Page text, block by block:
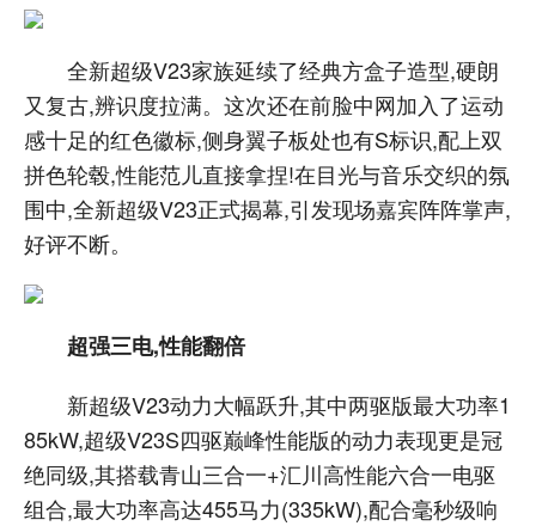
全新超级V23家族延续了经典方盒子造型,硬朗
又复古,辨识度拉满。这次还在前脸中网加入了运动
感十足的红色徽标,侧身翼子板处也有S标识,配上双
拼色轮毂,性能范儿直接拿捏!在目光与音乐交织的氛
围中,全新超级V23正式揭幕,引发现场嘉宾阵阵掌声,
好评不断。
超强三电,性能翻倍
新超级V23动力大幅跃升,其中两驱版最大功率1
85kW,超级V23S四驱巅峰性能版的动力表现更是冠
绝同级,其搭载青山三合一+汇川高性能六合一电驱
组合,最大功率高达455马力(335kW),配合毫秒级响